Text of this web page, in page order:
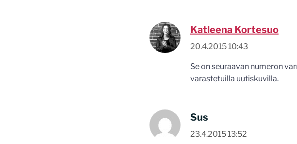
Katleena Kortesuo
20.4.2015 10:43
Se on seuraavan numeron
varastetuilla uutiskuvilla.
Sus
23.4.2015 13:52